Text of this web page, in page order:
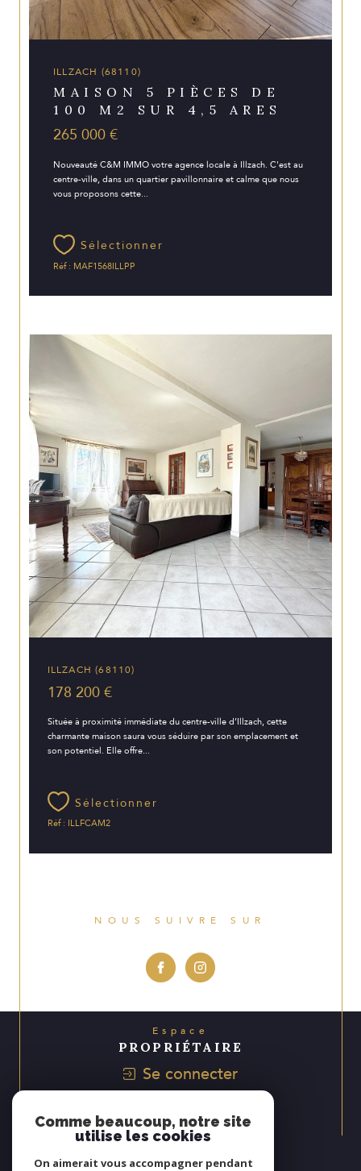
ILLZACH (68110)
MAISON 5 PIÈCES DE
100 M2 SUR 4,5 ARES
265 000 €
Nouveauté C&M IMMO votre agence locale à Illzach. C'est au
centre-ville, dans un quartier pavillonnaire et calme que nous
vous proposons cette...
Sélectionner
Réf : MAF1568ILLPP
ILLZACH (68110)
178 200 €
Située à proximité immédiate du centre-ville d’Illzach, cette
charmante maison saura vous séduire par son emplacement et
son potentiel. Elle offre...
Sélectionner
Réf : ILLFCAM2
NOUS SUIVRE SUR
Espace
PROPRIÉTAIRE
Se connecter
CLIENTS
Comme beaucoup, notre site
utilise les cookies
On aimerait vous accompagner pendant